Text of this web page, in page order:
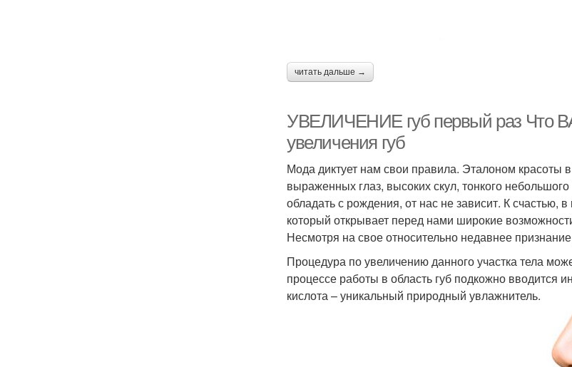
читать дальше →
УВЕЛИЧЕНИЕ губ первый раз Что
увеличения губ
Мода диктует нам свои правила. Эталоном красоты
выраженных глаз, высоких скул, тонкого
обладать с рождения, от нас не зависит. К счастью,
который открывает перед нами широкие
Несмотря на свое относительно недавнее
Процедура по увеличению данного участка тела
процессе работы в область губ подкожно вводится
кислота – уникальный природный увлажнитель.